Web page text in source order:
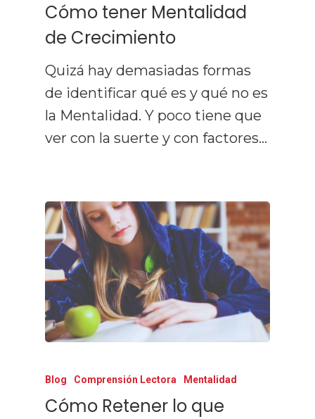
Cómo tener Mentalidad
de Crecimiento
Quizá hay demasiadas formas
de identificar qué es y qué no es
la Mentalidad. Y poco tiene que
ver con la suerte y con factores…
Blog Comprensión Lectora Mentalidad
Cómo Retener lo que